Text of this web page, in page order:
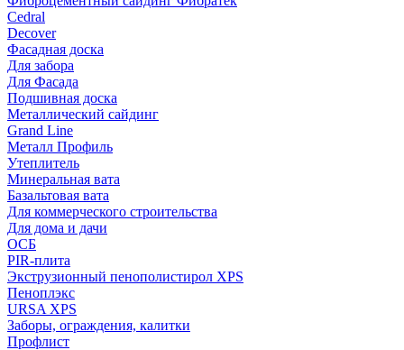
Cedral
Decover
Фасадная доска
Для забора
Для Фасада
Подшивная доска
Металлический сайдинг
Grand Line
Металл Профиль
Утеплитель
Минеральная вата
Базальтовая вата
Для коммерческого строительства
Для дома и дачи
ОСБ
PIR-плита
Экструзионный пенополистирол XPS
Пеноплэкс
URSA XPS
Заборы, ограждения, калитки
Профлист